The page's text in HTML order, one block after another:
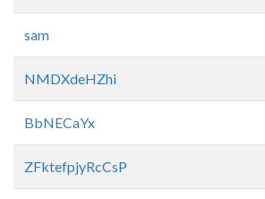
sam
NMDXdeHZhi
BbNECaYx
ZFktefpjyRcCsP